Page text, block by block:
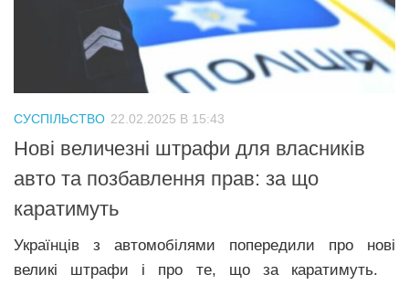
Кримінал
Шоу-біз
#Війна
СУСПІЛЬСТВО 22.02.2025 В 15:43
Нові величезні штрафи для власників
авто та позбавлення прав: за що
каратимуть
Українців з автомобілями попередили про нові
великі штрафи і про те, що за каратимуть.